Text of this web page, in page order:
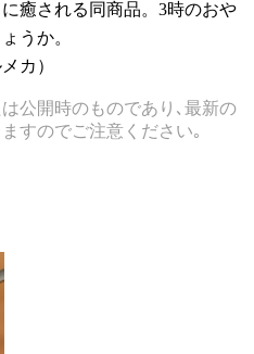
癒される同商品。3時のおや
うか。
カ）
公開時のものであり､最新の
すのでご注意ください｡